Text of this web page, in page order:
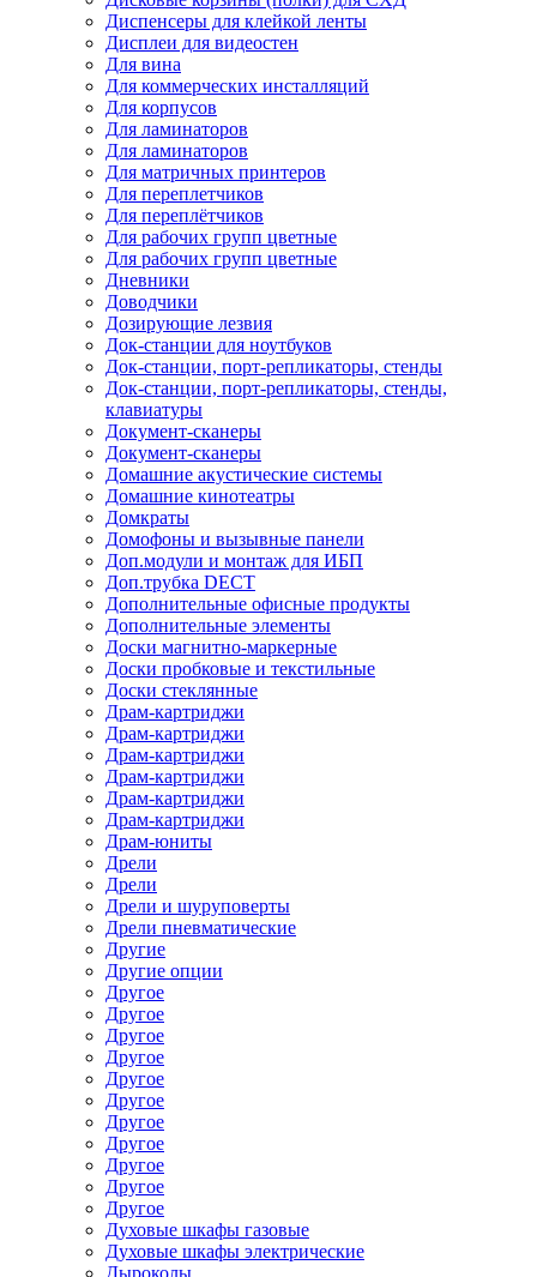
Диспенсеры для клейкой ленты
Дисплеи для видеостен
Для вина
Для коммерческих инсталляций
Для корпусов
Для ламинаторов
Для ламинаторов
Для матричных принтеров
Для переплетчиков
Для переплётчиков
Для рабочих групп цветные
Для рабочих групп цветные
Дневники
Доводчики
Дозирующие лезвия
Док-станции для ноутбуков
Док-станции, порт-репликаторы, стенды
Док-станции, порт-репликаторы, стенды,
клавиатуры
Документ-сканеры
Документ-сканеры
Домашние акустические системы
Домашние кинотеатры
Домкраты
Домофоны и вызывные панели
Доп.модули и монтаж для ИБП
Доп.трубка DECT
Дополнительные офисные продукты
Дополнительные элементы
Доски магнитно-маркерные
Доски пробковые и текстильные
Доски стеклянные
Драм-картриджи
Драм-картриджи
Драм-картриджи
Драм-картриджи
Драм-картриджи
Драм-картриджи
Драм-юниты
Дрели
Дрели
Дрели и шуруповерты
Дрели пневматические
Другие
Другие опции
Другое
Другое
Другое
Другое
Другое
Другое
Другое
Другое
Другое
Другое
Другое
Духовые шкафы газовые
Духовые шкафы электрические
Дыроколы